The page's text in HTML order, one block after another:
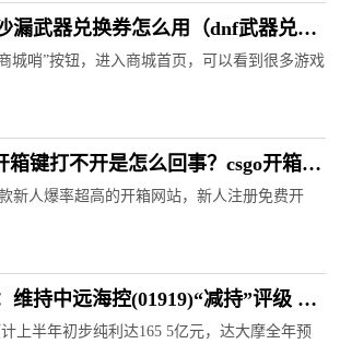
漏武器兑换券怎么用（dnf武器兑换
微速讯
城哨”按钮，进入商城首页，可以看到很多游戏
箱键打不开是怎么回事？csgo开箱界
怎么解决？
新人爆率超高的开箱网站，新人注册免费开
维持中远海控(01919)“减持”评级 目
上半年初步纯利达165 5亿元，达大摩全年预